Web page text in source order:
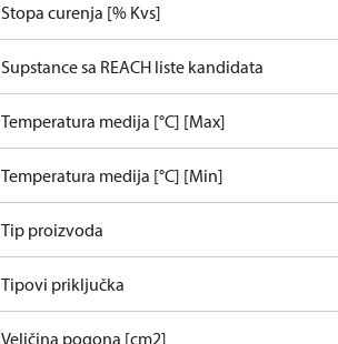
Stopa curenja [% Kvs]
Supstance sa REACH liste kandidata
Temperatura medija [°C] [Max]
Temperatura medija [°C] [Min]
Tip proizvoda
Tipovi priključka
Veličina pogona [cm2]